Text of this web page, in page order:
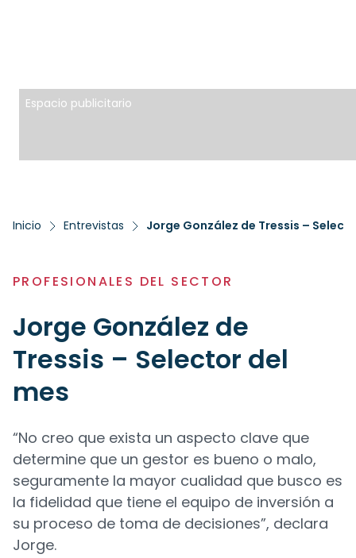
Espacio publicitario
Inicio Entrevistas Jorge González de Tressis –
PROFESIONALES DEL SECTOR
Jorge González de
Tressis – Selector del
mes
“No creo que exista un aspecto clave que
determine que un gestor es bueno o malo,
seguramente la mayor cualidad que busco es
la fidelidad que tiene el equipo de inversión a
su proceso de toma de decisiones”, declara
Jorge.